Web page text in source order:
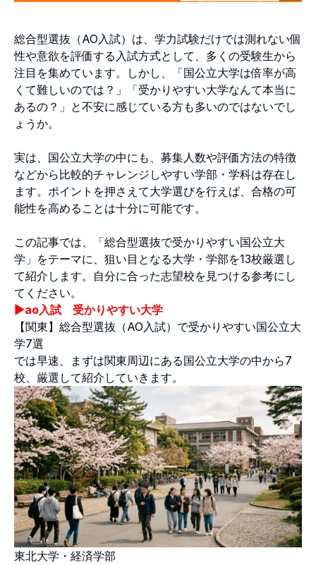
総合型選抜（AO入試）は、学力試験だけでは測れない個
性や意欲を評価する入試方式として、多くの受験生から
注目を集めています。しかし、「国公立大学は倍率が高
くて難しいのでは？」「受かりやすい大学なんて本当に
あるの？」と不安に感じている方も多いのではないでし
ょうか。
実は、国公立大学の中にも、募集人数や評価方法の特徴
などから比較的チャレンジしやすい学部・学科は存在し
ます。ポイントを押さえて大学選びを行えば、合格の可
能性を高めることは十分に可能です。
この記事では、「総合型選抜で受かりやすい国公立大
学」をテーマに、狙い目となる大学・学部を13校厳選し
て紹介します。自分に合った志望校を見つける参考にし
てください。
▶︎ao入試 受かりやすい大学
【関東】総合型選抜（AO入試）で受かりやすい国公立大
学7選
では早速、まずは関東周辺にある国公立大学の中から7
校、厳選して紹介していきます。
東北大学・経済学部